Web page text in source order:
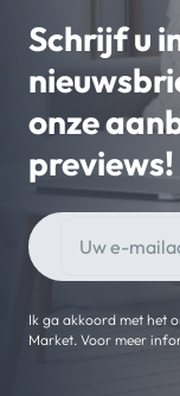
Schrijf u
onze
previews!
Ik ga akkoord met het
Market. Voor meer